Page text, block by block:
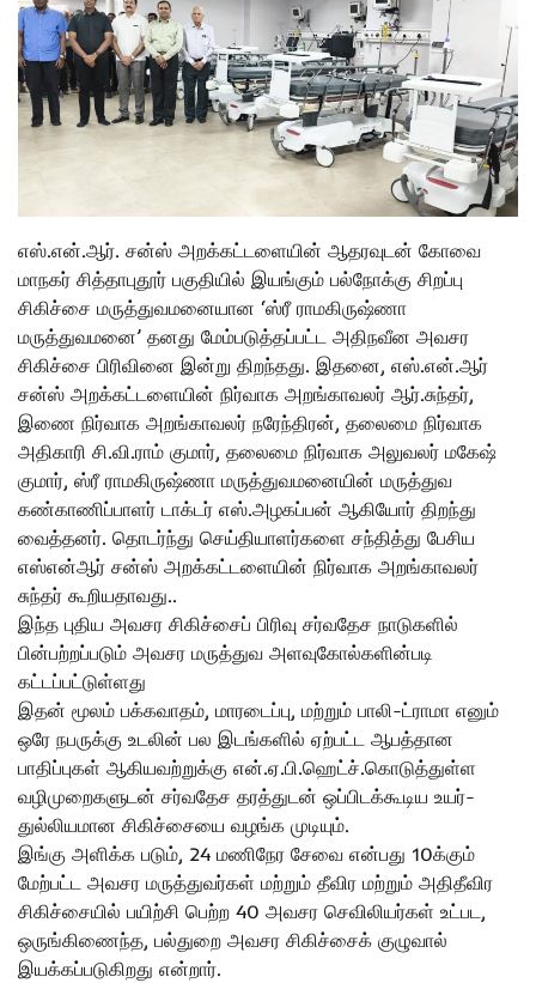
எஸ்.என்.ஆர். சன்ஸ் அறக்கட்டளையின் ஆதரவுடன் கோவை
மாநகர் சித்தாபுதூர் பகுதியில் இயங்கும் பல்நோக்கு சிறப்பு
சிகிச்சை மருத்துவமனையான ‘ஸ்ரீ ராமகிருஷ்ணா
மருத்துவமனை’ தனது மேம்படுத்தப்பட்ட அதிநவீன அவசர
சிகிச்சை பிரிவினை இன்று திறந்தது. இதனை, எஸ்.என்.ஆர்
சன்ஸ் அறக்கட்டளையின் நிர்வாக அறங்காவலர் ஆர்.சுந்தர்,
இணை நிர்வாக அறங்காவலர் நரேந்திரன், தலைமை நிர்வாக
அதிகாரி சி.வி.ராம் குமார், தலைமை நிர்வாக அலுவலர் மகேஷ்
குமார், ஸ்ரீ ராமகிருஷ்ணா மருத்துவமனையின் மருத்துவ
கண்காணிப்பாளர் டாக்டர் எஸ்.அழகப்பன் ஆகியோர் திறந்து
வைத்தனர். தொடர்ந்து செய்தியாளர்களை சந்தித்து பேசிய
எஸ்என்ஆர் சன்ஸ் அறக்கட்டளையின் நிர்வாக அறங்காவலர்
சுந்தர் கூறியதாவது..
இந்த புதிய அவசர சிகிச்சைப் பிரிவு சர்வதேச நாடுகளில்
பின்பற்றப்படும் அவசர மருத்துவ அளவுகோல்களின்படி
கட்டப்பட்டுள்ளது
இதன் மூலம் பக்கவாதம், மாரடைப்பு, மற்றும் பாலி-ட்ராமா எனும்
ஒரே நபருக்கு உடலின் பல இடங்களில் ஏற்பட்ட ஆபத்தான
பாதிப்புகள் ஆகியவற்றுக்கு என்.ஏ.பி.ஹெட்ச்.கொடுத்துள்ள
வழிமுறைகளுடன் சர்வதேச தரத்துடன் ஒப்பிடக்கூடிய உயர்-
துல்லியமான சிகிச்சையை வழங்க முடியும்.
இங்கு அளிக்க படும், 24 மணிநேர சேவை என்பது 10க்கும்
மேற்பட்ட அவசர மருத்துவர்கள் மற்றும் தீவிர மற்றும் அதிதீவிர
சிகிச்சையில் பயிற்சி பெற்ற 40 அவசர செவிலியர்கள் உட்பட,
ஒருங்கிணைந்த, பல்துறை அவசர சிகிச்சைக் குழுவால்
இயக்கப்படுகிறது என்றார்.